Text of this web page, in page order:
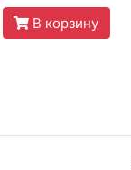
В корзину